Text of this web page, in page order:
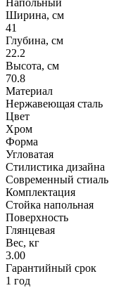
Напольный
Ширина, см
41
Глубина, см
22.2
Высота, см
70.8
Материал
Нержавеющая сталь
Цвет
Хром
Форма
Угловатая
Стилистика дизайна
Современный стиаль
Комплектация
Стойка напольная
Поверхность
Глянцевая
Вес, кг
3.00
Гарантийный срок
1 год